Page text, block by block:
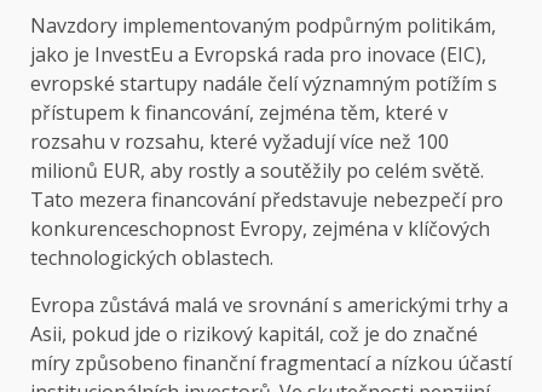
Navzdory implementovaným podpůrným politikám,
jako je InvestEu a Evropská rada pro inovace (EIC),
evropské startupy nadále čelí významným potížím s
přístupem k financování, zejména těm, které v
rozsahu v rozsahu, které vyžadují více než 100
milionů EUR, aby rostly a soutěžily po celém světě.
Tato mezera financování představuje nebezpečí pro
konkurenceschopnost Evropy, zejména v klíčových
technologických oblastech.
Evropa zůstává malá ve srovnání s americkými trhy a
Asii, pokud jde o rizikový kapitál, což je do značné
míry způsobeno finanční fragmentací a nízkou účastí